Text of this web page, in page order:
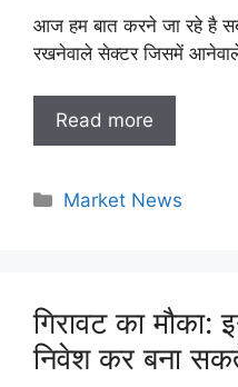
आज हम बात करने जा रहे है
रखनेवाले सेक्टर जिसमें
Read more
Categories
Market News
गिरावट का मौका:
निवेश कर बना